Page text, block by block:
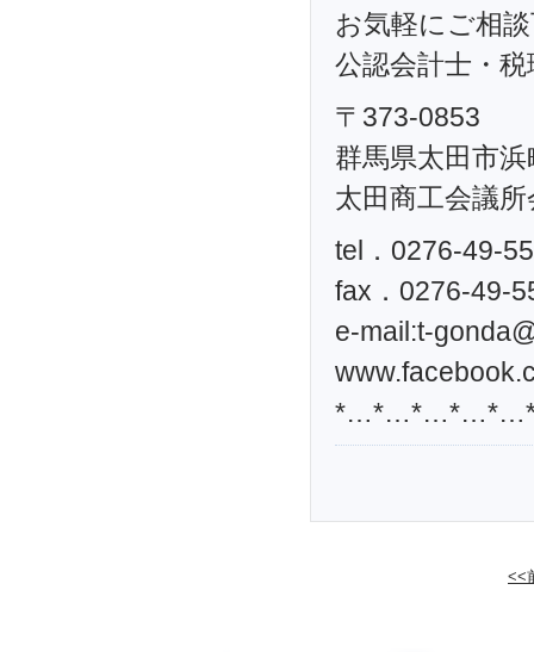
お気軽にご相
公認会計士・
〒373-0853
群馬県太田市
太田商工会議
tel．0276-49-
fax．0276-49-
e-mail:t-
<<